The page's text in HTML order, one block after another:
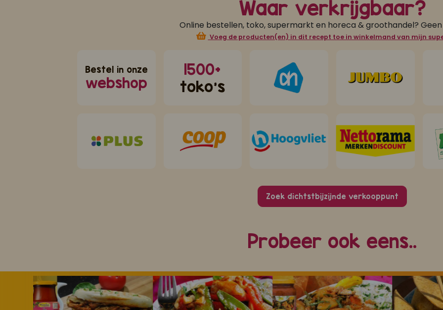
Waar verkrijgbaar?
Online bestellen, toko, supermarkt en horeca & groothandel?
Voeg de producten(en) in dit recept toe in winkelmand van mijn
Bestel in onze
webshop
1500+
toko's
Zoek dichtstbijzijnde verkooppunt
Probeer ook eens..